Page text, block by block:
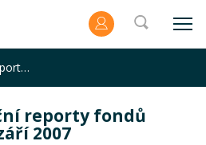
9.10. 2007 - Měsíční reporty fondů Conseq Invest - září 2007
reporty fondů
2007